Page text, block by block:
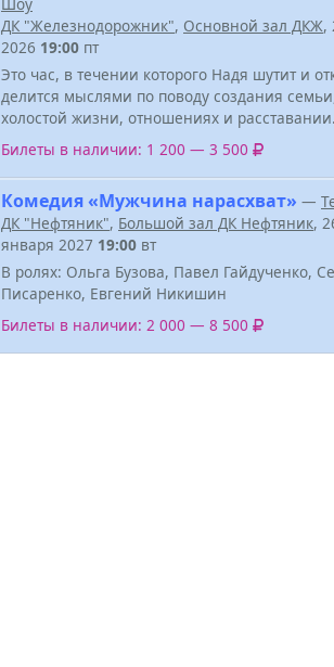
ДК "Железнодорожник", Основной зал ДКЖ,
2026 19:00 пт
Это час, в течении которого Надя шутит и
делится мыслями по поводу создания
холостой жизни, отношениях и
Билеты в наличии: 1 200 — 3 500
Комедия «Мужчина нарасхват» —
ДК "Нефтяник", Большой зал ДК Нефтяник,
января 2027 19:00 вт
В ролях: Ольга Бузова, Павел Гайдученко,
Писаренко, Евгений Никишин
Билеты в наличии: 2 000 — 8 500